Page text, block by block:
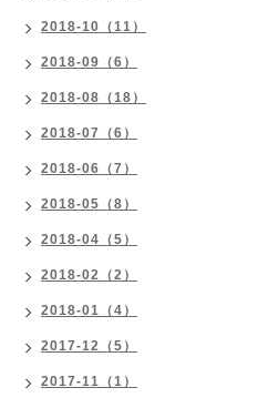
2018-10（11）
2018-09（6）
2018-08（18）
2018-07（6）
2018-06（7）
2018-05（8）
2018-04（5）
2018-02（2）
2018-01（4）
2017-12（5）
2017-11（1）